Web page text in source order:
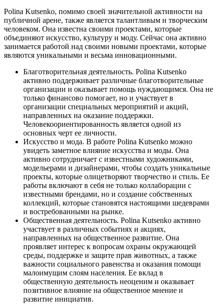
Polina Kutsenko, помимо своей значительной активности на
публичной арене, также является талантливым и творческим
человеком. Она известна своими проектами, которые
объединяют искусство, культуру и моду. Сейчас она активно
занимается работой над своими новыми проектами, которые
являются уникальными и весьма инновационными.
Благотворительная деятельность. Polina Kutsenko
активно поддерживает различные благотворительные
организации и оказывает помощь нуждающимся. Она не
только финансово помогает, но и участвует в
организации специальных мероприятий и акций,
направленных на оказание поддержки.
Человекоориентированность является одной из
основных черт ее личности.
Искусство и мода. В работе Polina Kutsenko можно
увидеть заметное влияние искусства и моды. Она
активно сотрудничает с известными художниками,
модельерами и дизайнерами, чтобы создать уникальные
проекты, которые олицетворяют творчество и стиль. Ее
работы включают в себя не только коллаборации с
известными брендами, но и создание собственных
коллекций, которые становятся настоящими шедеврами
и востребованными на рынке.
Общественная деятельность. Polina Kutsenko активно
участвует в различных событиях и акциях,
направленных на общественное развитие. Она
проявляет интерес к вопросам охраны окружающей
среды, поддержке и защите прав животных, а также
важности социального равенства и оказания помощи
малоимущим слоям населения. Ее вклад в
общественную деятельность неоценим и оказывает
позитивное влияние на общественное мнение и
развитие инициатив.